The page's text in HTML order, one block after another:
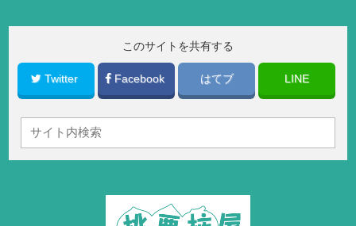
このサイトを共有する
Twitter Facebook はてブ LINE